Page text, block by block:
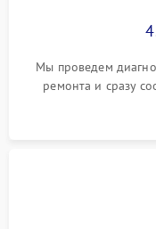
Мы проведем
ремонта и сразу